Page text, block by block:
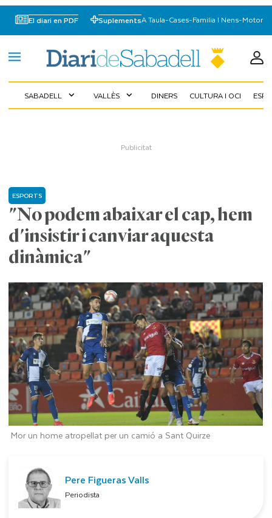
El diari en PDF SuplementsA Taula-Cases-Familia I Nens-Motor
SABADELL expand_more VALLÈS expand_more DINERS CULTURA I OCI
"No podem abaixar el cap, hem
d'insistir i canviar aquesta
dinàmica"
ESPORTS
Mor un home atropellat per un camió a Sant Quirze
Pere Figueras Valls
Periodista